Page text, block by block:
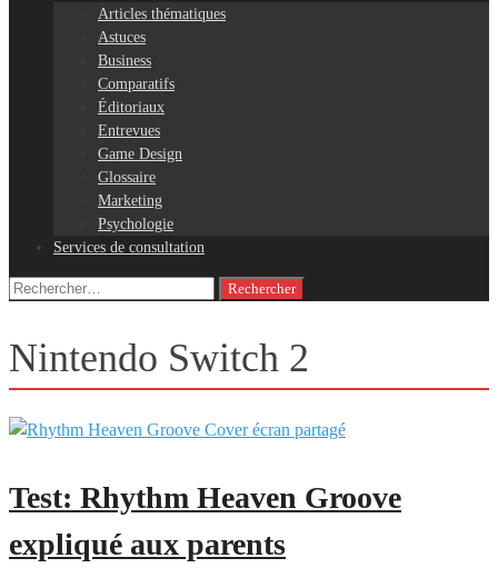
Articles thématiques
Astuces
Business
Comparatifs
Éditoriaux
Entrevues
Game Design
Glossaire
Marketing
Psychologie
Services de consultation
Rechercher :
Nintendo Switch 2
Test: Rhythm Heaven Groove
expliqué aux parents